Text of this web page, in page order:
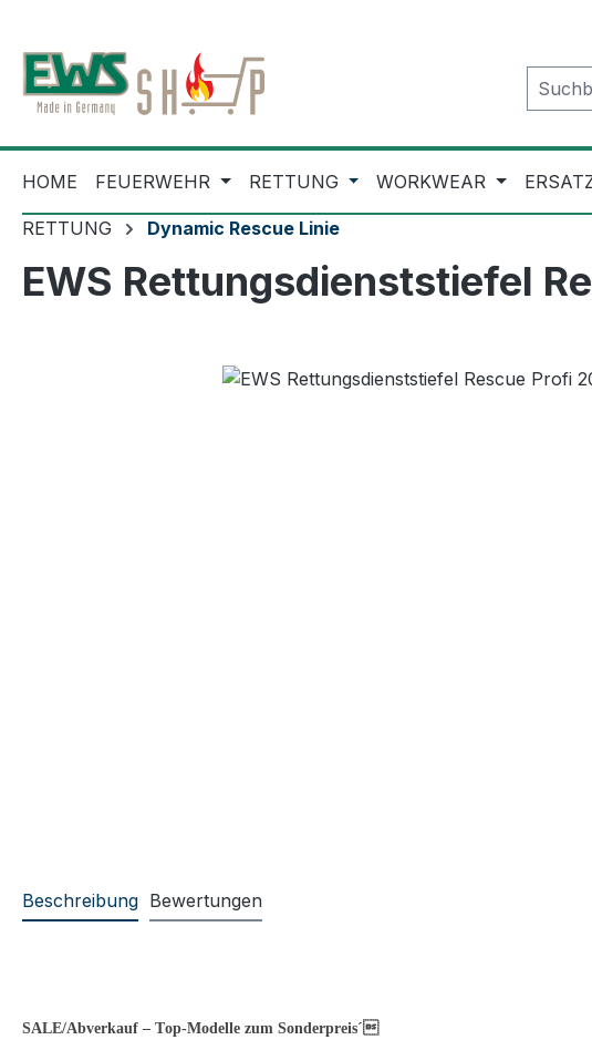
HOME FEUERWEHR RETTUNG WORKWEAR
RETTUNG Dynamic Rescue Linie
EWS Rettungsdienststiefel
Beschreibung Bewertungen
SALE/Abverkauf – Top-Modelle zum Sonderpreis´